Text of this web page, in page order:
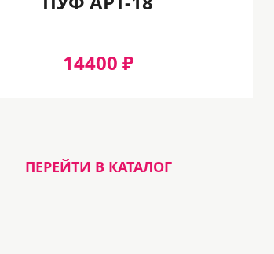
14400 ₽
ПЕРЕЙТИ В КАТАЛОГ